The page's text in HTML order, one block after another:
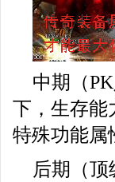
中期（
下，生存能
特殊功能属
后期（